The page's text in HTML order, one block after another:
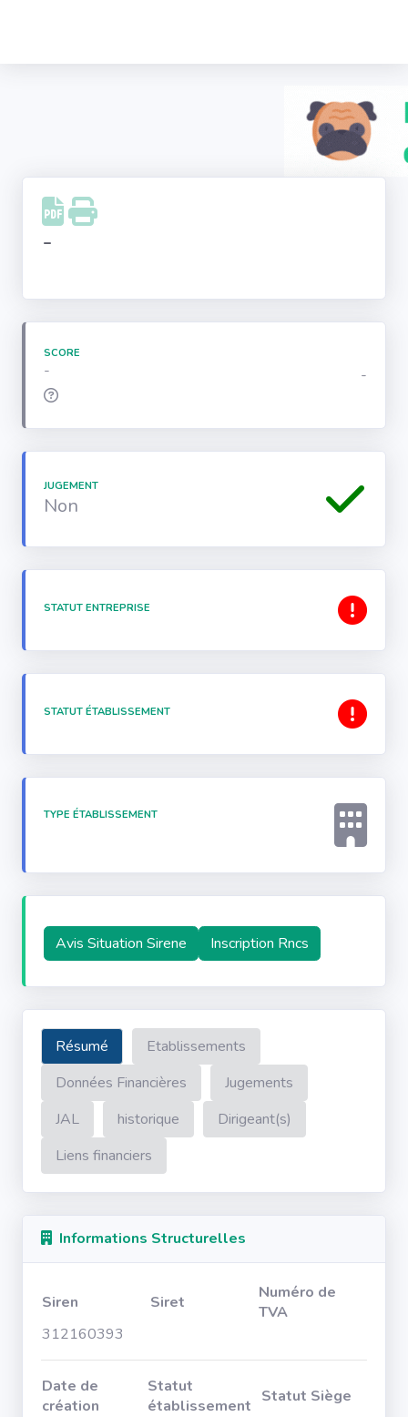
Facebook
Instagram
-
SCORE
- -
JUGEMENT
Non
STATUT ENTREPRISE
STATUT ÉTABLISSEMENT
TYPE ÉTABLISSEMENT
Avis Situation Sirene Inscription Rncs
Résumé
Etablissements
Données Financières
Jugements
JAL
historique
Dirigeant(s)
Liens financiers
Informations Structurelles
Siren Siret
Numéro de
TVA
312160393
Date de
création
Statut
établissement Statut Siège